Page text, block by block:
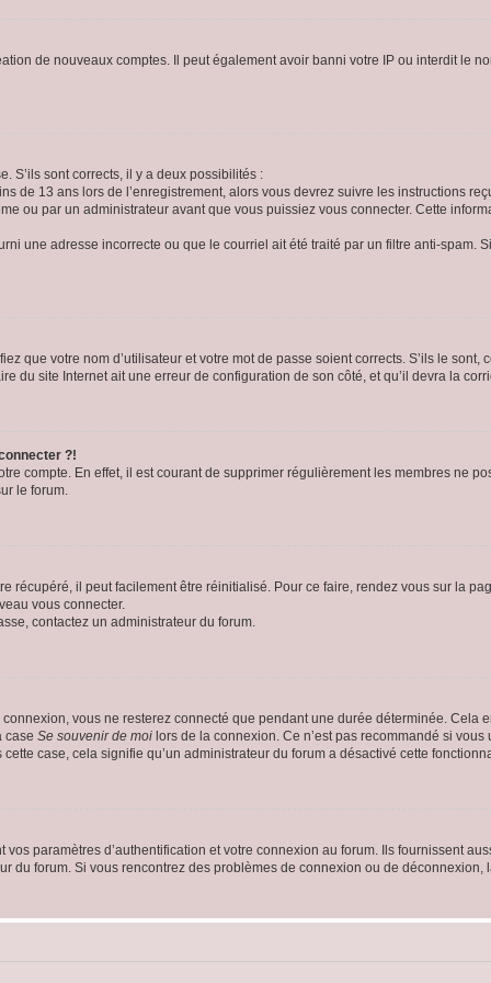
de nouveaux comptes. Il peut également avoir banni votre IP ou interdit le
S’ils sont corrects, il y a deux possibilités :
de 13 ans lors de l’enregistrement, alors vous devrez suivre les instructions
ou par un administrateur avant que vous puissiez vous connecter. Cette
une adresse incorrecte ou que le courriel ait été traité par un filtre anti-spam.
que votre nom d’utilisateur et votre mot de passe soient corrects. S’ils le
du site Internet ait une erreur de configuration de son côté, et qu’il devra la
?!
compte. En effet, il est courant de supprimer régulièrement les membres ne
le forum.
récupéré, il peut facilement être réinitialisé. Pour ce faire, rendez vous sur la
vous connecter.
contactez un administrateur du forum.
vous ne resterez connecté que pendant une durée déterminée. Cela
case Se souvenir de moi lors de la connexion. Ce n’est pas recommandé si
case, cela signifie qu’un administrateur du forum a désactivé cette
paramètres d’authentification et votre connexion au forum. Ils fournissent
du forum. Si vous rencontrez des problèmes de connexion ou de